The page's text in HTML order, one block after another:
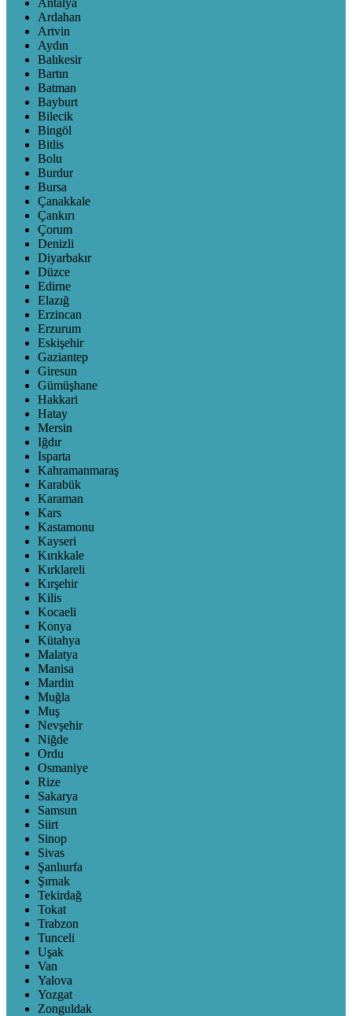
Antalya
Ardahan
Artvin
Aydın
Balıkesir
Bartın
Batman
Bayburt
Bilecik
Bingöl
Bitlis
Bolu
Burdur
Bursa
Çanakkale
Çankırı
Çorum
Denizli
Diyarbakır
Düzce
Edirne
Elazığ
Erzincan
Erzurum
Eskişehir
Gaziantep
Giresun
Gümüşhane
Hakkari
Hatay
Mersin
Iğdır
Isparta
Kahramanmaraş
Karabük
Karaman
Kars
Kastamonu
Kayseri
Kırıkkale
Kırklareli
Kırşehir
Kilis
Kocaeli
Konya
Kütahya
Malatya
Manisa
Mardin
Muğla
Muş
Nevşehir
Niğde
Ordu
Osmaniye
Rize
Sakarya
Samsun
Siirt
Sinop
Sivas
Şanlıurfa
Şırnak
Tekirdağ
Tokat
Trabzon
Tunceli
Uşak
Van
Yalova
Yozgat
Zonguldak